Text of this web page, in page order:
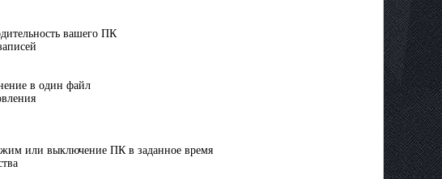
вашего ПК
в один файл
или выключение ПК в заданное время